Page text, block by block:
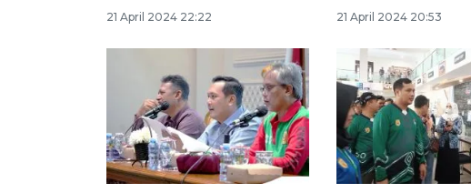
21 April 2024 22:22 21 April 2024 20:53